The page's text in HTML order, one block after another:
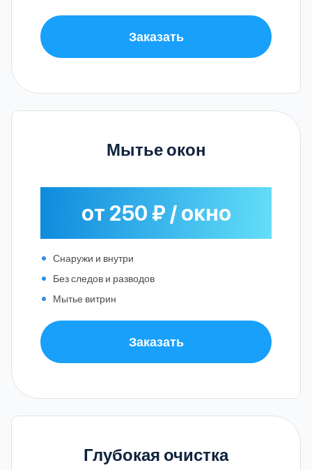
Заказать
Мытье окон
от 250 ₽ / окно
Снаружи и внутри
Без следов и разводов
Мытье витрин
Заказать
Глубокая очистка